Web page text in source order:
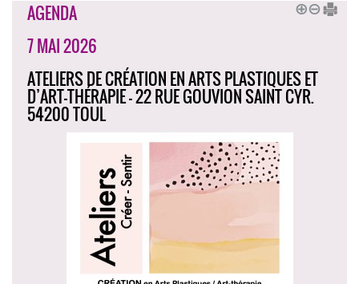
AGENDA
7 MAI 2026
ATELIERS DE CRÉATION EN ARTS PLASTIQUES ET
D’ART-THÉRAPIE - 22 RUE GOUVION SAINT CYR.
54200 TOUL